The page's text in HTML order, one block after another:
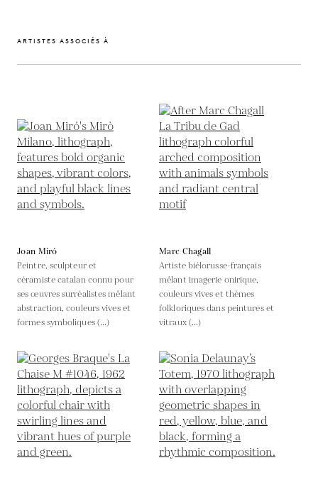
ARTISTES ASSOCIÉS À
Joan Miró
Peintre, sculpteur et
céramiste catalan connu pour
ses œuvres surréalistes mêlant
abstraction, couleurs vives et
formes symboliques (...)
Marc Chagall
Artiste biélorusse-français
mêlant imagerie onirique,
couleurs vives et thèmes
folkloriques dans peintures et
vitraux (...)